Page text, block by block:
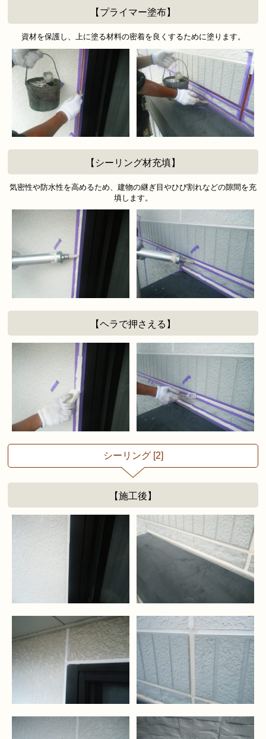
【プライマー塗布】
資材を保護し、上に塗る材料の密着を良くするために塗ります。
【シーリング材充填】
気密性や防水性を高めるため、建物の継ぎ目やひび割れなどの隙間を充
填します。
【ヘラで押さえる】
シーリング [2]
【施工後】